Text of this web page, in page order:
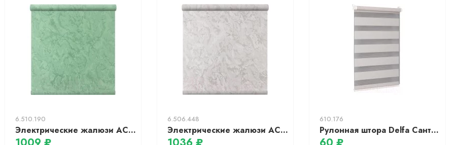
6.510.190
Электрические жалюзи АС МАРТ Крисп 90x200 (оливковый)
6.506.448
Электрические жалюзи АС МАРТ Крисп 100x200 (белый)
610.176
Рулонная штора Delfa Сантайм День-Ночь Натур МКД DN-408 (34x160, лён)